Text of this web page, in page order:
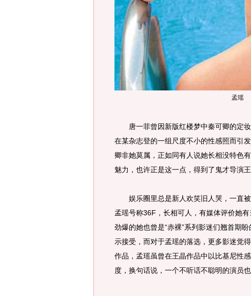
孟瑶
唐一菲曾因新版红楼梦中秦可卿的定妆
在某杂志登的一组尺度不小的性感照而引
卿非她莫属，正如同有人说她长相没特色
魅力，也许正是这一点，得到了鬼才导演王
娱乐圈里总是新人欢笑旧人哭，一直被
孟瑶号称36F，长相可人，有媒体评价她
劲爆的她也曾是“赤裸”系列影迷们翘首期
示接受，而对于孟瑶的落选，更多影迷觉
作品，孟瑶虽曾在王晶作品中以比基尼性
度，换句话说，一个不听话不聪明的演员